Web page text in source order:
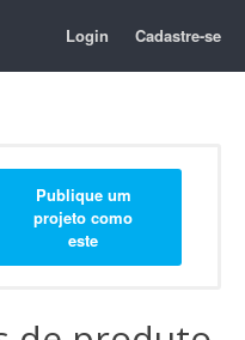
Login Cadastre-se
Publique um
projeto como
este